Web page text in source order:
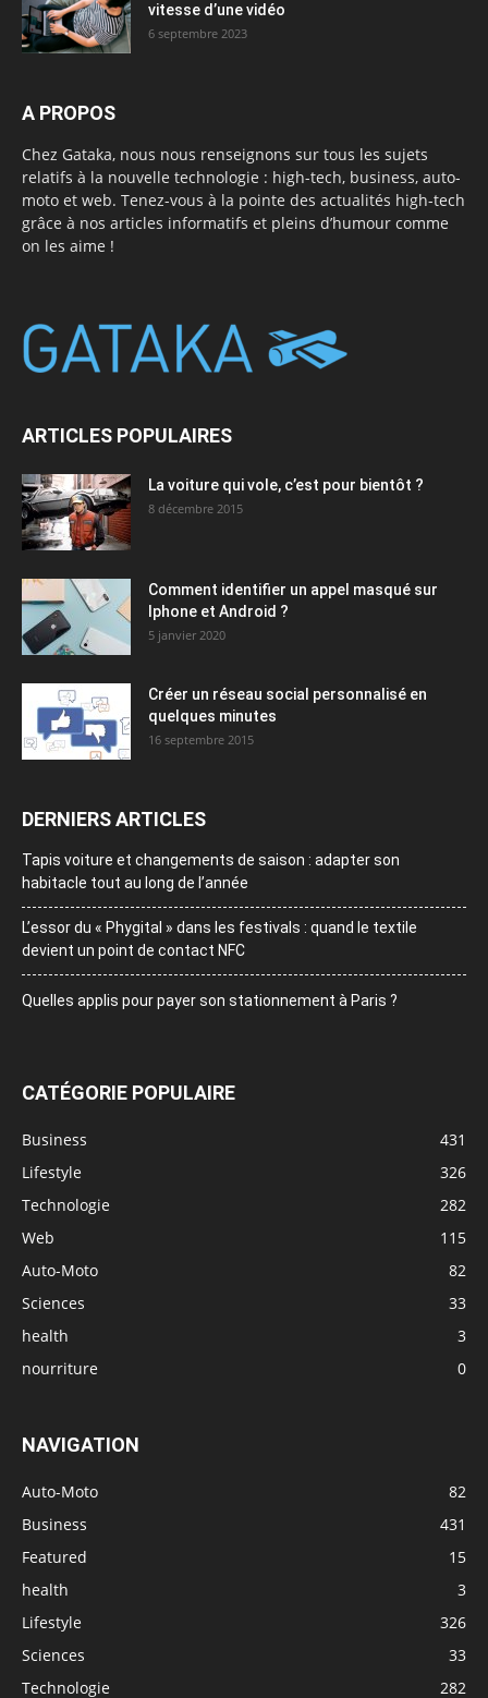
vitesse d’une vidéo
6 septembre 2023
A PROPOS
Chez Gataka, nous nous renseignons sur tous les sujets
relatifs à la nouvelle technologie : high-tech, business, auto-
moto et web. Tenez-vous à la pointe des actualités high-tech
grâce à nos articles informatifs et pleins d’humour comme
on les aime !
ARTICLES POPULAIRES
La voiture qui vole, c’est pour bientôt ?
8 décembre 2015
Comment identifier un appel masqué sur
Iphone et Android ?
5 janvier 2020
Créer un réseau social personnalisé en
quelques minutes
16 septembre 2015
DERNIERS ARTICLES
Tapis voiture et changements de saison : adapter son
habitacle tout au long de l’année
L’essor du « Phygital » dans les festivals : quand le textile
devient un point de contact NFC
Quelles applis pour payer son stationnement à Paris ?
CATÉGORIE POPULAIRE
Business
431
Lifestyle
326
Technologie
282
Web
115
Auto-Moto
82
Sciences
33
health
3
nourriture
0
NAVIGATION
Auto-Moto
82
Business
431
Featured
15
health
3
Lifestyle
326
Sciences
33
Technologie
282